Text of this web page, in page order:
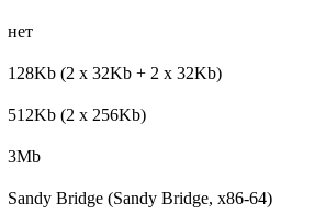
нет
128Kb (2 x 32Kb + 2 x 32Kb)
512Kb (2 x 256Kb)
3Mb
Sandy Bridge (Sandy Bridge, x86-64)